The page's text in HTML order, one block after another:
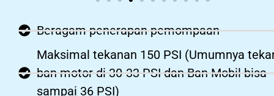
Beragam penerapan pemompaan
Maksimal tekanan 150 PSI (Umumnya
ban motor di 30-33 PSI dan Ban Mobil bisa
sampai 36 PSI)